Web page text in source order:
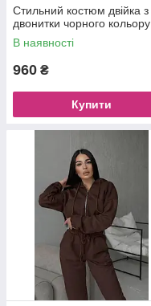
Стильний костюм двійка з
двонитки чорного кольору
В наявності
960 ₴
Купити